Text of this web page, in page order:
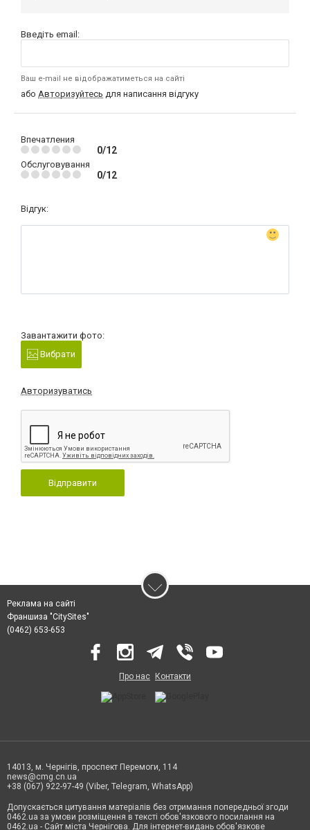
Введіть email:
Ваш e-mail не відображатиметься на сайті
або Авторизуйтесь для написання відгуку
Впечатления
0/12
Обслуговування
0/12
Відгук:
Завантажити фото:
Вибрати
Авторизуватись
Відправити
Реклама на сайті
Франшиза "CitySites"
(0462) 653-653
Про нас Контакти
14013, м. Чернігів, проспект Перемоги, 114
news@cmg.cn.ua
+38 (067) 922-97-49 (Viber, Telegram, WhatsApp)
Допускається цитування матеріалів без отримання попередньої згоди
0462.ua за умови розміщення в тексті обов'язкового посилання на
0462.ua - Сайт міста Чернігова. Для інтернет-видань обов'язкове